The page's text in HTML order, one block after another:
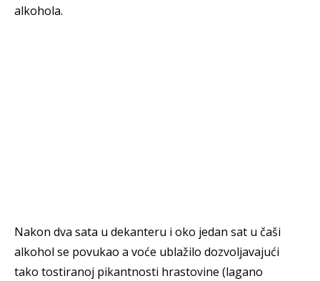
alkohola.
Nakon dva sata u dekanteru i oko jedan sat u čaši
alkohol se povukao a voće ublažilo dozvoljavajući
tako tostiranoj pikantnosti hrastovine (lagano